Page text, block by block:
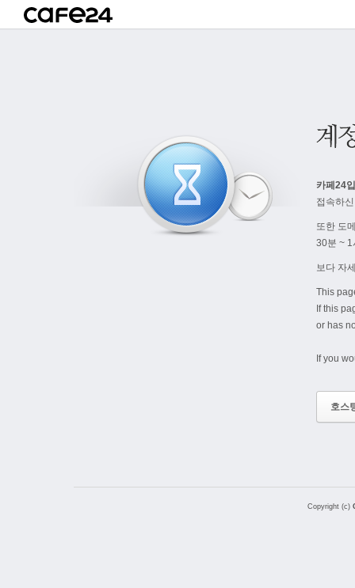
카페24
접속하
또한 도
30분 ~ 1
보다 자
This
If this
or has
If you
호스
Copyright (c)